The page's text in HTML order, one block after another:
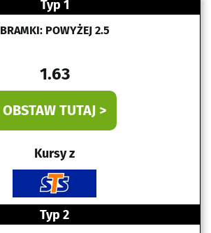
Typ 1
BRAMKI: POWYŻEJ 2.5
1.63
OBSTAW TUTAJ >
Kursy z
Typ 2